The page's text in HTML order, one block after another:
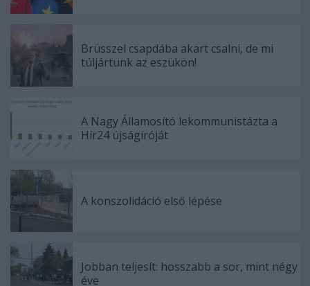
Brüsszel csapdába akart csalni, de mi
túljártunk az eszükön!
A Nagy Államosító lekommunistázta a
Hír24 újságíróját
A konszolidáció első lépése
Jobban teljesít: hosszabb a sor, mint négy
éve